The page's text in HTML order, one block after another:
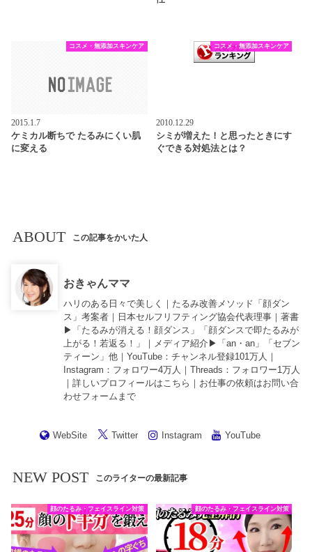
コスメ・無添加スキンケア
2015.1.7
ケミカル断ちで たるみにくい肌
に変える
コスメ・無添加スキンケア
2010.12.29
シミが増えた！と思ったときにす
ぐできる対処法とは？
ABOUT この記事をかいた人
おきゃんママ
ハリのある日々で美しく｜たるみ改善メソッド「顔ダン
ス」考案者｜日本セルフリフティング協会代表理事｜著書
▶︎「 たるみが消える！顔ダンス 」「 顔ダンスで即たるみが
上がる！若返る！ 」｜メディア紹介▶︎「an・an」「セブン
ティーン」他｜YouTube ：チャンネル登録101万人｜
Instagram ：フォロワー4万人｜Threads ：フォロワー1万人
｜詳しいプロフィールはこちら ｜お仕事の依頼はお問い合
わせフォーム まで
WebSite Twitter Instagram YouTube
NEW POST このライターの最新記事
顔のたるみ・フェイスライン対策 顔のたるみ・フェイスライン対策